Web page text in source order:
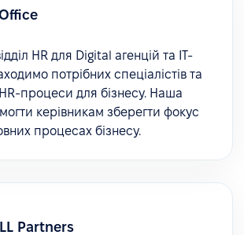
HR для Digital агенцій та IT-
потрібних спеціалістів та
процеси для бізнесу. Наша
керівникам зберегти фокус
процесах бізнесу.
Partners